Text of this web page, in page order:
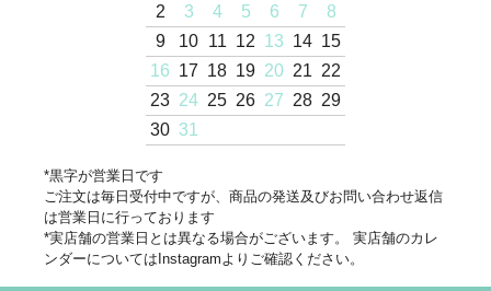
2
3 4 5 6 7
8
9
10 11 12 13 14 15
16 17 18 19 20 21 22
23 24 25 26 27 28 29
30 31
*黒字が営業日です
ご注文は毎日受付中ですが、商品の発送及びお問い合わせ返信
は営業日に行っております
*実店舗の営業日とは異なる場合がございます。 実店舗のカレ
ンダーについてはInstagramよりご確認ください。